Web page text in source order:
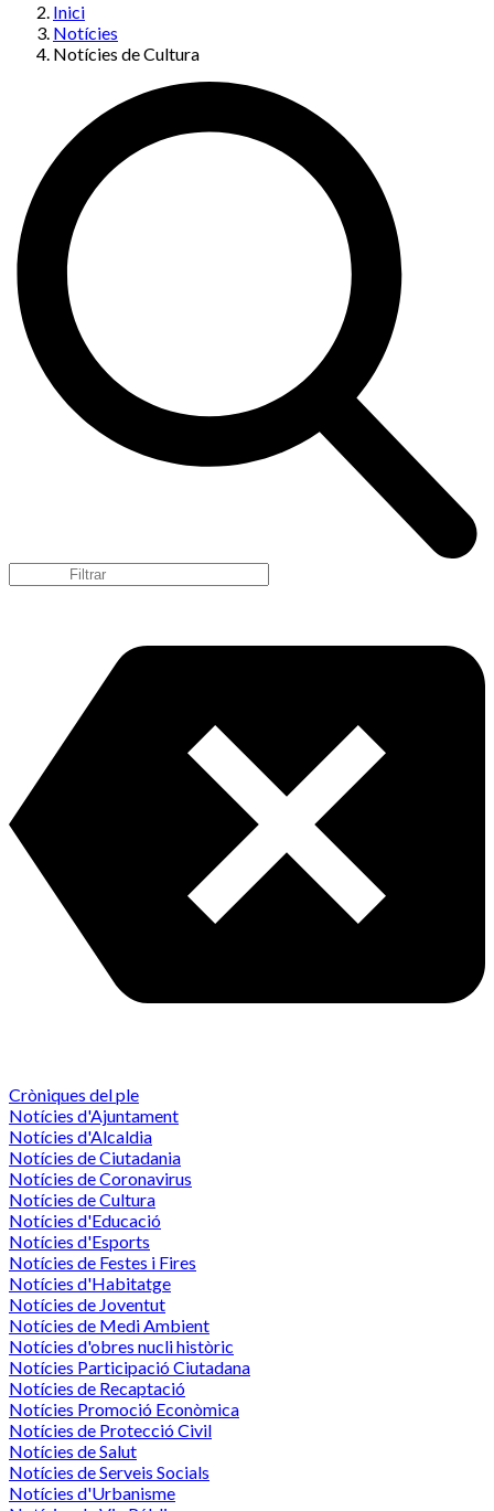
Inici
Notícies
Notícies de Cultura
Cròniques del ple
Notícies d'Ajuntament
Notícies d'Alcaldia
Notícies de Ciutadania
Notícies de Coronavirus
Notícies de Cultura
Notícies d'Educació
Notícies d'Esports
Notícies de Festes i Fires
Notícies d'Habitatge
Notícies de Joventut
Notícies de Medi Ambient
Notícies d'obres nucli històric
Notícies Participació Ciutadana
Notícies de Recaptació
Notícies Promoció Econòmica
Notícies de Protecció Civil
Notícies de Salut
Notícies de Serveis Socials
Notícies d'Urbanisme